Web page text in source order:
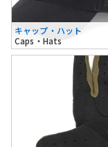
キャップ・ハット
Caps・Hats